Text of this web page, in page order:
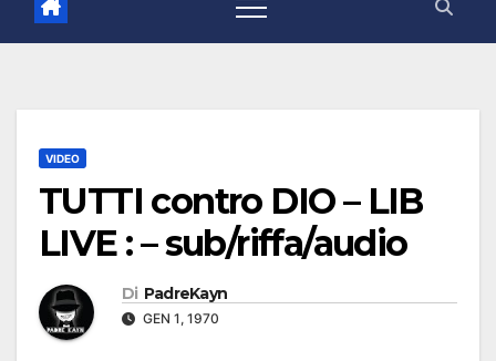
VIDEO
TUTTI contro DIO – LIB
LIVE : – sub/riffa/audio
Di PadreKayn
GEN 1, 1970